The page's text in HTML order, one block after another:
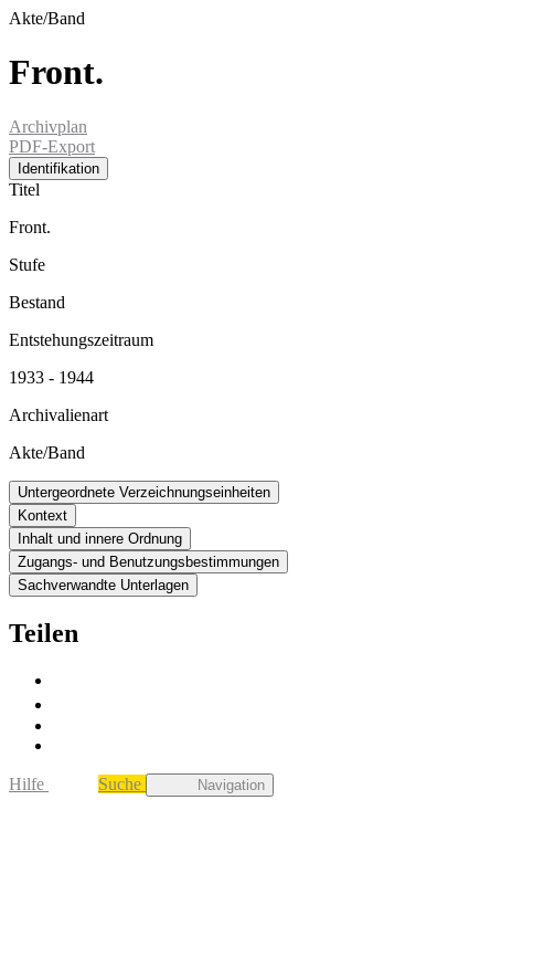
Akte/Band
Front.
Archivplan
PDF-Export
Identifikation
Titel
Front.
Stufe
Bestand
Entstehungszeitraum
1933 - 1944
Archivalienart
Akte/Band
Untergeordnete Verzeichnungseinheiten
Kontext
Inhalt und innere Ordnung
Zugangs- und Benutzungsbestimmungen
Sachverwandte Unterlagen
Teilen
Hilfe Suche Navigation